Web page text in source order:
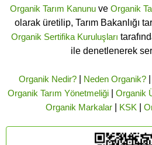
Organik Tarım Kanunu ve Organik
olarak üretilip, Tarım Bakanlığı
Organik Sertifika Kuruluşları
ile denetlenerek
Organik Nedir?| Neden Organik?|
Organik Tarım Yönetmeliği| Organik
Organik Markalar| KSK